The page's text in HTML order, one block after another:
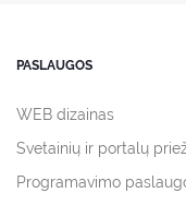
PASLAUGOS
WEB dizainas
Svetainių ir portalų
Programavimo